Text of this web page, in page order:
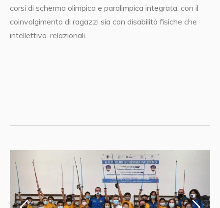
corsi di scherma olimpica e paralimpica integrata, con il
coinvolgimento di ragazzi sia con disabilità fisiche che
intellettivo-relazionali.